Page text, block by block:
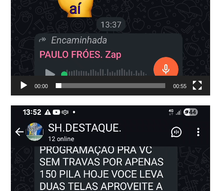
00:00 00:55
Tocador
de
vídeo